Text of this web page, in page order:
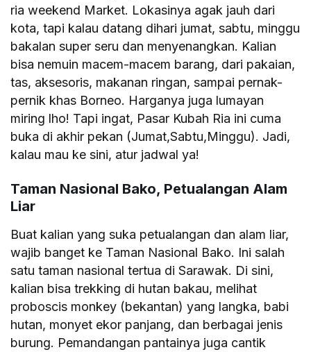
ria weekend Market. Lokasinya agak jauh dari
kota, tapi kalau datang dihari jumat, sabtu, minggu
bakalan super seru dan menyenangkan. Kalian
bisa nemuin macem-macem barang, dari pakaian,
tas, aksesoris, makanan ringan, sampai pernak-
pernik khas Borneo. Harganya juga lumayan
miring lho! Tapi ingat, Pasar Kubah Ria ini cuma
buka di akhir pekan (Jumat,Sabtu,Minggu). Jadi,
kalau mau ke sini, atur jadwal ya!
Taman Nasional Bako, Petualangan Alam
Liar
Buat kalian yang suka petualangan dan alam liar,
wajib banget ke Taman Nasional Bako. Ini salah
satu taman nasional tertua di Sarawak. Di sini,
kalian bisa trekking di hutan bakau, melihat
proboscis monkey (bekantan) yang langka, babi
hutan, monyet ekor panjang, dan berbagai jenis
burung. Pemandangan pantainya juga cantik